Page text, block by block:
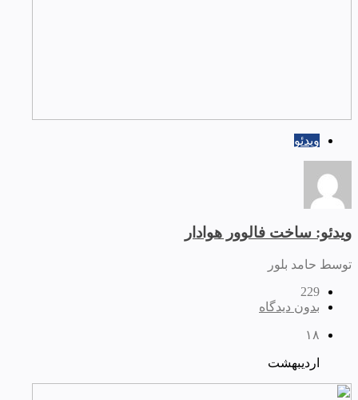
ویدئو
ویدئو: ساخت فالوور هوادار
توسط حامد بلور
229
بدون دیدگاه
۱۸
اردیبهشت